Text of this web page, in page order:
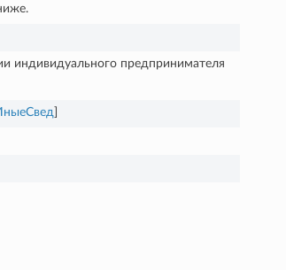
индивидуального предпринимателя